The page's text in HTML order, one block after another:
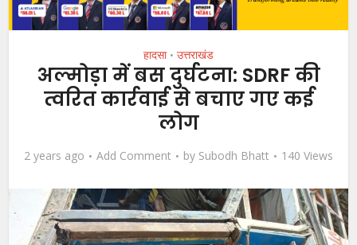
हादसा • उत्तराखंड
अल्मोड़ा में बस दुर्घटना: SDRF की
त्वरित कार्रवाई से बचाए गए कई
लोग
2 years ago Add Comment by Subodh Bhatt 140 Views